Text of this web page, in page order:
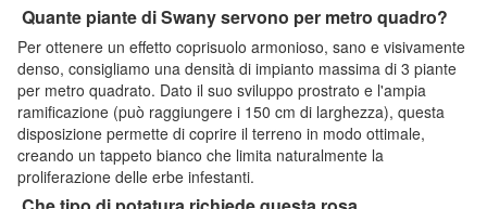
Quante piante di Swany servono per metro quadro?
Per ottenere un effetto coprisuolo armonioso, sano e visivamente
denso, consigliamo una densità di impianto massima di 3 piante
per metro quadrato. Dato il suo sviluppo prostrato e l'ampia
ramificazione (può raggiungere i 150 cm di larghezza), questa
disposizione permette di coprire il terreno in modo ottimale,
creando un tappeto bianco che limita naturalmente la
proliferazione delle erbe infestanti.